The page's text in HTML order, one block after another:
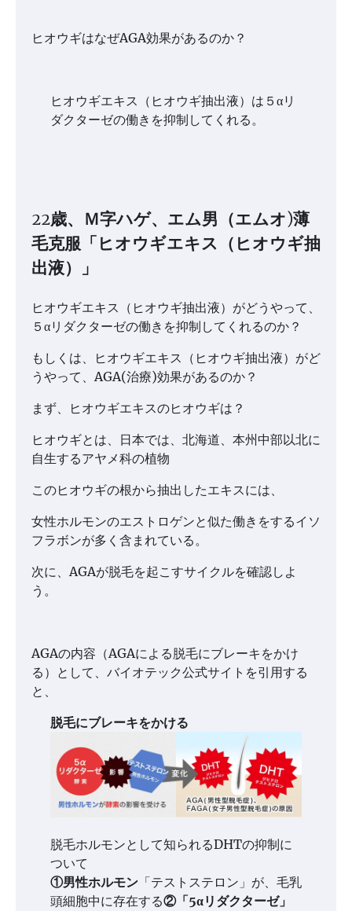
ヒオウギはなぜAGA効果があるのか？
ヒオウギエキス（ヒオウギ抽出液）は５αリ
ダクターゼの働きを抑制してくれる。
22歳、Ｍ字ハゲ、エム男（エムオ)薄
毛克服「ヒオウギエキス（ヒオウギ抽
出液）」
ヒオウギエキス（ヒオウギ抽出液）がどうやって、
５αリダクターゼの働きを抑制してくれるのか？
もしくは、ヒオウギエキス（ヒオウギ抽出液）がど
うやって、AGA(治療)効果があるのか？
まず、ヒオウギエキスのヒオウギは？
ヒオウギとは、日本では、北海道、本州中部以北に
自生するアヤメ科の植物
このヒオウギの根から抽出したエキスには、
女性ホルモンのエストロゲンと似た働きをするイソ
フラボンが多く含まれている。
次に、AGAが脱毛を起こすサイクルを確認しよ
う。
AGAの内容（AGAによる脱毛にブレーキをかけ
る）として、バイオテック公式サイトを引用する
と、
脱毛にブレーキをかける
脱毛ホルモンとして知られるDHTの抑制に
ついて
①男性ホルモン 「テストステロン」が、毛乳
頭細胞中に存在する②「5αリダクターゼ」